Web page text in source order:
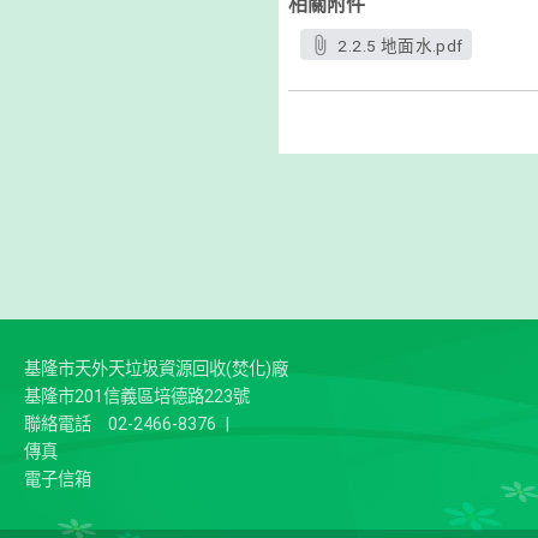
2.2.5 地面水.pdf
基隆市天外天垃圾資源回收(焚化)廠
基隆市201信義區培德路223號
聯絡電話
02-2466-8376
傳真
電子信箱